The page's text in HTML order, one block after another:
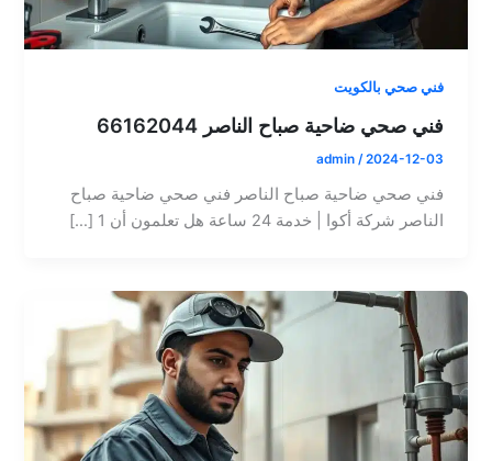
فني صحي بالكويت
فني صحي ضاحية صباح الناصر 66162044
admin /2024-12-03
فني صحي ضاحية صباح الناصر فني صحي ضاحية صباح
الناصر شركة أكوا | خدمة 24 ساعة هل تعلمون أن 1 […]